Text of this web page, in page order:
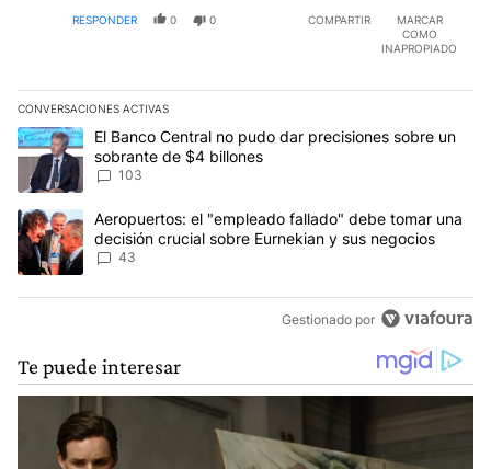
RESPONDER 0 0 COMPARTIR
MARCAR
COMO
INAPROPIADO
CONVERSACIONES ACTIVAS
Este listado muestra los artículos con más comentarios en los
Un artículo de tendencia con el título "El Banco Central no pudo
El Banco Central no pudo dar precisiones sobre un
sobrante de $4 billones
103
Un artículo de tendencia con el título "Aeropuertos: el
Aeropuertos: el "empleado fallado" debe tomar una
decisión crucial sobre Eurnekian y sus negocios
43
Gestionado por